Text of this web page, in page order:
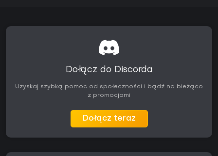
Dołącz do Discorda
Uzyskaj szybką pomoc od społeczności i bądź na bieżąco
z promocjami
Dołącz teraz